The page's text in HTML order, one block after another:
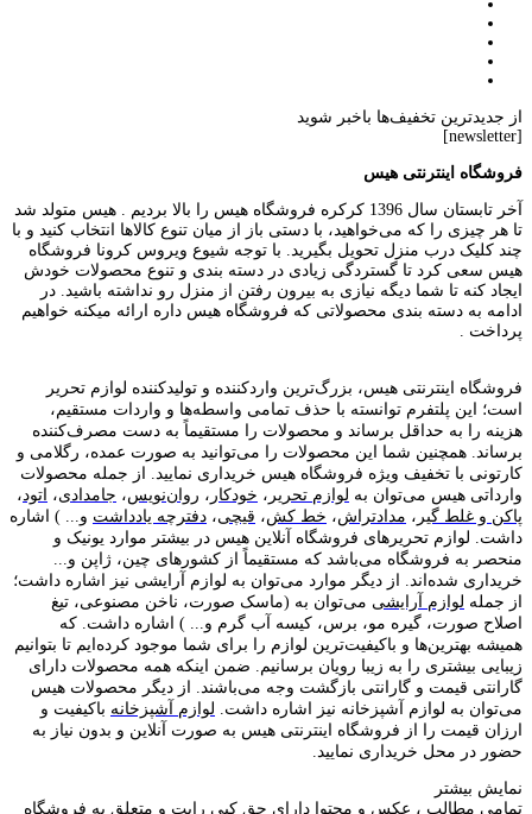
از جدیدترین تخفیف‌ها باخبر شوید
[newsletter]
فروشگاه اینترنتی هیس
آخر تابستان سال 1396 کرکره فروشگاه هیس را بالا بردیم . هیس متولد شد
تا هر چیزی را که می‌خواهید، با دستی باز از میان تنوع کالاها انتخاب کنید و با
چند کلیک درب منزل تحویل بگیرید. با توجه شیوع ویروس کرونا فروشگاه
هیس سعی کرد تا گستردگی زیادی در دسته بندی و تنوع محصولات خودش
ایجاد کنه تا شما دیگه نیازی به بیرون رفتن از منزل رو نداشته باشید. در
ادامه به دسته بندی محصولاتی که فروشگاه هیس داره ارائه میکنه خواهیم
پرداخت .
فروشگاه اینترنتی هیس، بزرگ‌ترین وارد‌کننده و تولید‌کننده لوازم تحریر
است؛ این پلتفرم توانسته با حذف تمامی واسطه‌ها و واردات مستقیم،
هزینه را به حداقل برساند و محصولات را مستقیماً به دست مصرف‌کننده
برساند. همچنین شما این محصولات را می‌توانید به صورت عمده، رگلامی و
کارتونی با تخفیف ویژه فروشگاه هیس خریداری نمایید. از جمله محصولات
وارداتی هیس می‌توان به لوازم تحریر ، خودکار ، روان‌نویس، جامدادی، اتود،
پاکن و غلط گیر ، مدادتراش، خط کش، قیچی، دفترچه یادداشت و... ) اشاره
داشت. لوازم تحریر‌های فروشگاه آنلاین هیس در بیشتر موارد یونیک و
منحصر به فروشگاه می‌باشد که مستقیماً از کشور‌های چین، ژاپن و...
خریداری شده‌اند. از دیگر موارد می‌توان به لوازم آرایشی نیز اشاره داشت؛
از جمله لوازم آرایشی می‌توان به (ماسک صورت، ناخن مصنوعی، تیغ
اصلاح صورت، گیره مو، برس، کیسه آب گرم و... ) اشاره داشت. که
همیشه بهترین‌ها و باکیفیت‌ترین لوازم را برای شما موجود کرده‌ایم تا بتوانیم
زیبایی بیشتری را به زیبا رویان برسانیم. ضمن اینکه همه محصولات دارای
گارانتی قیمت و گارانتی بازگشت وجه می‌باشند. از دیگر محصولات هیس
می‌توان به لوازم آشپزخانه نیز اشاره داشت. لوازم آشپزخانه باکیفیت و
ارزان قیمت را از فروشگاه اینترنتی هیس به صورت آنلاین و بدون نیاز به
حضور در محل خریداری نمایید.
نمایش بیشتر
تمامی مطالب ، عکس و محتوا دارای حق کپی رایت و متعلق به فروشگاه